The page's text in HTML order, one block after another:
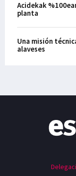
Acidekak
planta
Una misión
alaveses